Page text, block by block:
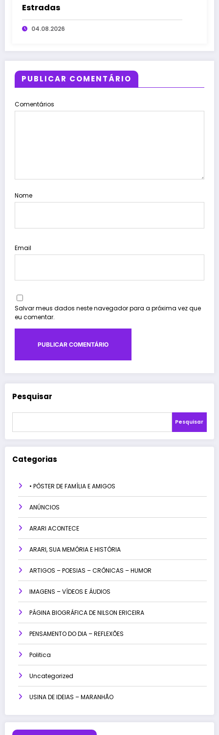
Estradas
04.08.2026
PUBLICAR COMENTÁRIO
Comentários
Nome
Email
Salvar meus dados neste navegador para a próxima vez que
eu comentar.
Pesquisar
Pesquisar
Categorias
• PÔSTER DE FAMÍLIA E AMIGOS
ANÚNCIOS
ARARI ACONTECE
ARARI, SUA MEMÓRIA E HISTÓRIA
ARTIGOS – POESIAS – CRÔNICAS – HUMOR
IMAGENS – VÍDEOS E ÁUDIOS
PÁGINA BIOGRÁFICA DE NILSON ERICEIRA
PENSAMENTO DO DIA – REFLEXÕES
Politica
Uncategorized
USINA DE IDEIAS – MARANHÃO